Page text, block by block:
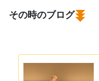
その時のブログ